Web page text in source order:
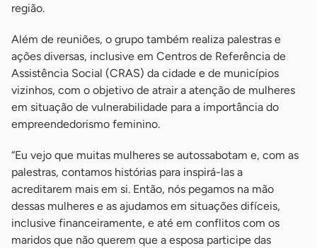
região.
Além de reuniões, o grupo também realiza palestras e
ações diversas, inclusive em Centros de Referência de
Assistência Social (CRAS) da cidade e de municípios
vizinhos, com o objetivo de atrair a atenção de mulheres
em situação de vulnerabilidade para a importância do
empreendedorismo feminino.
“Eu vejo que muitas mulheres se autossabotam e, com as
palestras, contamos histórias para inspirá-las a
acreditarem mais em si. Então, nós pegamos na mão
dessas mulheres e as ajudamos em situações difíceis,
inclusive financeiramente, e até em conflitos com os
maridos que não querem que a esposa participe das